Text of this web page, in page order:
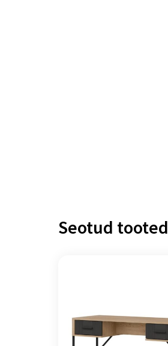
Seotud tooted